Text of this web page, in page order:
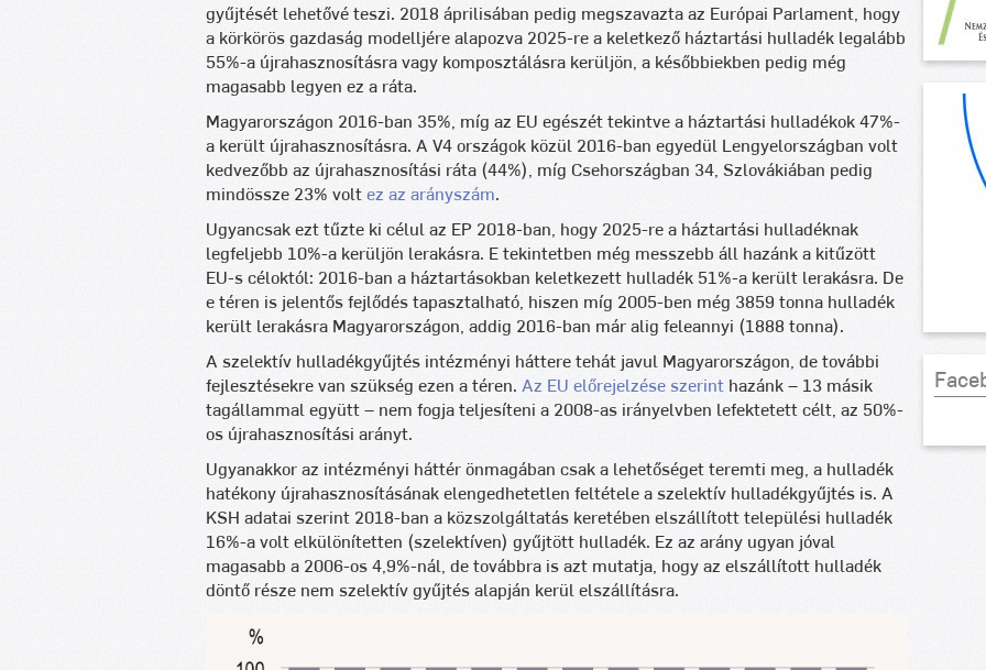
gyűjtését lehetővé teszi. 2018 áprilisában pedig megszavazta az Európai Parlament, hogy
a körkörös gazdaság modelljére alapozva 2025-re a keletkező háztartási hulladék legalább
55%-a újrahasznosításra vagy komposztálásra kerüljön, a későbbiekben pedig még
magasabb legyen ez a ráta.
Magyarországon 2016-ban 35%, míg az EU egészét tekintve a háztartási hulladékok 47%-
a került újrahasznosításra. A V4 országok közül 2016-ban egyedül Lengyelországban volt
kedvezőbb az újrahasznosítási ráta (44%), míg Csehországban 34, Szlovákiában pedig
mindössze 23% volt ez az arányszám.
Ugyancsak ezt tűzte ki célul az EP 2018-ban, hogy 2025-re a háztartási hulladéknak
legfeljebb 10%-a kerüljön lerakásra. E tekintetben még messzebb áll hazánk a kitűzött
EU-s céloktól: 2016-ban a háztartásokban keletkezett hulladék 51%-a került lerakásra. De
e téren is jelentős fejlődés tapasztalható, hiszen míg 2005-ben még 3859 tonna hulladék
került lerakásra Magyarországon, addig 2016-ban már alig feleannyi (1888 tonna).
A szelektív hulladékgyűjtés intézményi háttere tehát javul Magyarországon, de további
fejlesztésekre van szükség ezen a téren. Az EU előrejelzése szerint hazánk – 13 másik
tagállammal együtt – nem fogja teljesíteni a 2008-as irányelvben lefektetett célt, az 50%-
os újrahasznosítási arányt.
Ugyanakkor az intézményi háttér önmagában csak a lehetőséget teremti meg, a hulladék
hatékony újrahasznosításának elengedhetetlen feltétele a szelektív hulladékgyűjtés is. A
KSH adatai szerint 2018-ban a közszolgáltatás keretében elszállított települési hulladék
16%-a volt elkülönítetten (szelektíven) gyűjtött hulladék. Ez az arány ugyan jóval
magasabb a 2006-os 4,9%-nál, de továbbra is azt mutatja, hogy az elszállított hulladék
döntő része nem szelektív gyűjtés alapján kerül elszállításra.